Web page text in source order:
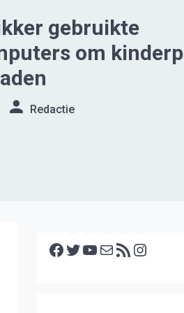
gebruikte
om
Redactie
Facebook Twitter YouTube E-mail RSS feed